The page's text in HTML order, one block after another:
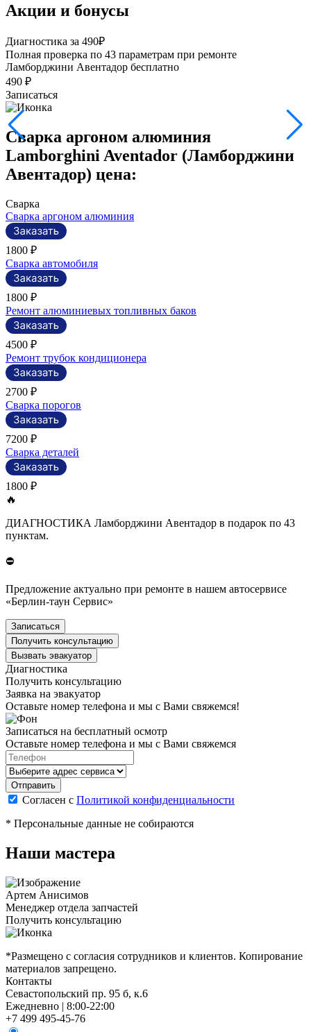
Акции и бонусы
Диагностика за 490₽
Полная проверка по 43 параметрам при ремонте
Ламборджини Авентадор бесплатно
490 ₽
Записаться
Сварка аргоном алюминия
Lamborghini Aventador (Ламборджини
Авентадор) цена:
Сварка
Сварка аргоном алюминия
1800 ₽
Сварка автомобиля
1800 ₽
Ремонт алюминиевых топливных баков
4500 ₽
Ремонт трубок кондиционера
2700 ₽
Сварка порогов
7200 ₽
Сварка деталей
1800 ₽
🔥
ДИАГНОСТИКА Ламборджини Авентадор в подарок по 43
пунктам.
⛔
Предложение актуально при ремонте в нашем автосервисе
«Берлин-таун Сервис»
Записаться
Получить консультацию
Вызвать эвакуатор
Диагностика
Получить консультацию
Заявка на эвакуатор
Оставьте номер телефона и мы с Вами свяжемся!
Записаться на бесплатный осмотр
Оставьте номер телефона и мы с Вами свяжемся
Согласен с Политикой конфиденциальности
* Персональные данные не собираются
Наши мастера
Артем Анисимов
Менеджер отдела запчастей
Получить консультацию
*Размещено с согласия сотрудников и клиентов. Копирование
материалов запрещено.
Контакты
Севастопольский пр. 95 б, к.6
Ежедневно | 8:00-22:00
+7 499 495-45-76